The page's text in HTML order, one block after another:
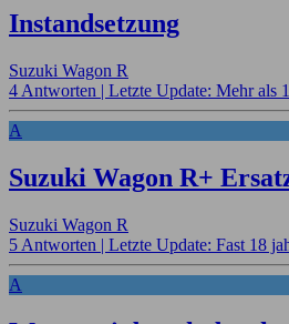
Instandsetzung
Suzuki Wagon R
4 Antworten | Letzte Update: Mehr als
A
Suzuki Wagon R+
Suzuki Wagon R
5 Antworten | Letzte Update: Fast 18
A